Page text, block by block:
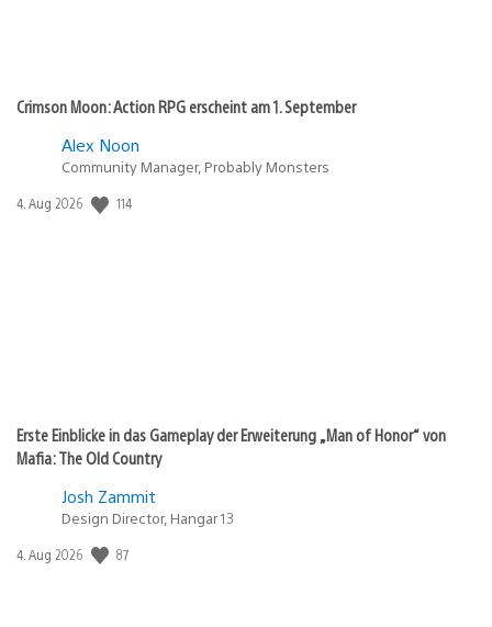
Crimson Moon: Action RPG erscheint am 1. September
Alex Noon
Community Manager, Probably Monsters
Veröffentlichungsdatum:
4. Aug 2026 114
Erste Einblicke in das Gameplay der Erweiterung „Man of Honor“ von
Mafia: The Old Country
Josh Zammit
Design Director, Hangar 13
Veröffentlichungsdatum:
4. Aug 2026 87